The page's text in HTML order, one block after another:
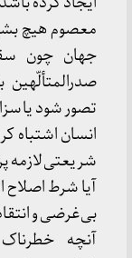
معصوم هیچ
جهان چون
تصور شود یا
انسان اشتباه
شریعتی لازمه
آیا شرط اصلاح
بی‌غرضی و
آنچه